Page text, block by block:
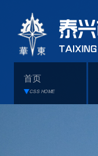
首页
CSS HOME